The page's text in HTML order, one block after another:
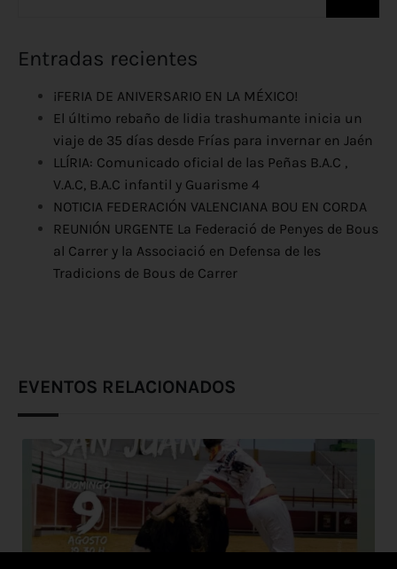
Entradas recientes
¡FERIA DE ANIVERSARIO EN LA MÉXICO!
El último rebaño de lidia trashumante inicia un
viaje de 35 días desde Frías para invernar en Jaén
LLÍRIA: Comunicado oficial de las Peñas B.A.C ,
V.A.C, B.A.C infantil y Guarisme 4
NOTICIA FEDERACIÓN VALENCIANA BOU EN CORDA
REUNIÓN URGENTE La Federació de Penyes de Bous
al Carrer y la Associació en Defensa de les
Tradicions de Bous de Carrer
EVENTOS RELACIONADOS